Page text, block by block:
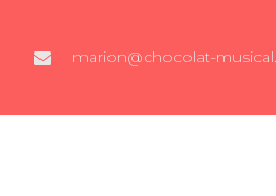
marion@chocolat-